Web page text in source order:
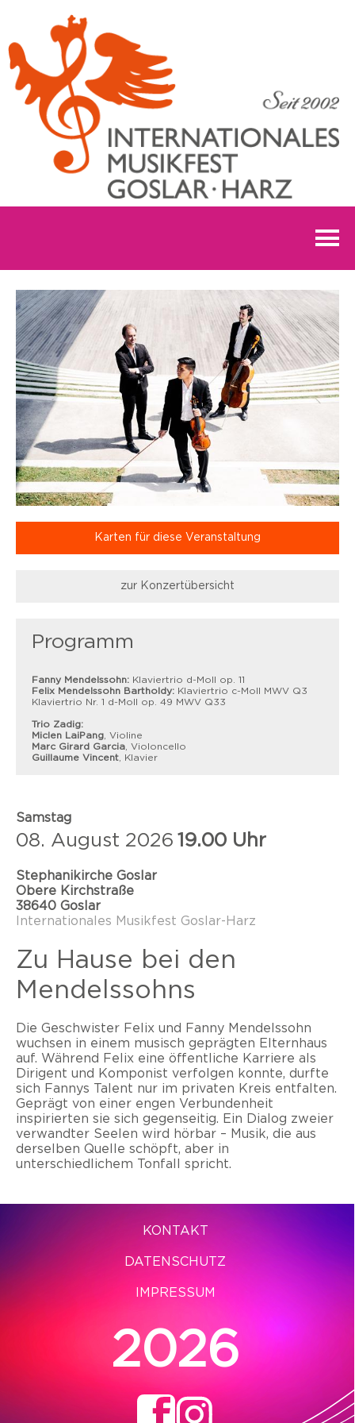
Karten für diese Veranstaltung
zur Konzertübersicht
Programm
Fanny Mendelssohn: Klaviertrio d-Moll op. 11
Felix Mendelssohn Bartholdy: Klaviertrio c-Moll MWV Q3
Klaviertrio Nr. 1 d-Moll op. 49 MWV Q33
Trio Zadig:
Miclen LaiPang , Violine
Marc Girard Garcia , Violoncello
Guillaume Vincent , Klavier
Samstag
08. August 2026 19.00 Uhr
Stephanikirche Goslar
Obere Kirchstraße
38640 Goslar
Internationales Musikfest Goslar-Harz
Zu Hause bei den
Mendelssohns
Die Geschwister Felix und Fanny Mendelssohn
wuchsen in einem musisch geprägten Elternhaus
auf. Während Felix eine öffentliche Karriere als
Dirigent und Komponist verfolgen konnte, durfte
sich Fannys Talent nur im privaten Kreis entfalten.
Geprägt von einer engen Verbundenheit
inspirierten sie sich gegenseitig. Ein Dialog zweier
verwandter Seelen wird hörbar – Musik, die aus
derselben Quelle schöpft, aber in
unterschiedlichem Tonfall spricht.
KONTAKT
DATENSCHUTZ
IMPRESSUM
2026